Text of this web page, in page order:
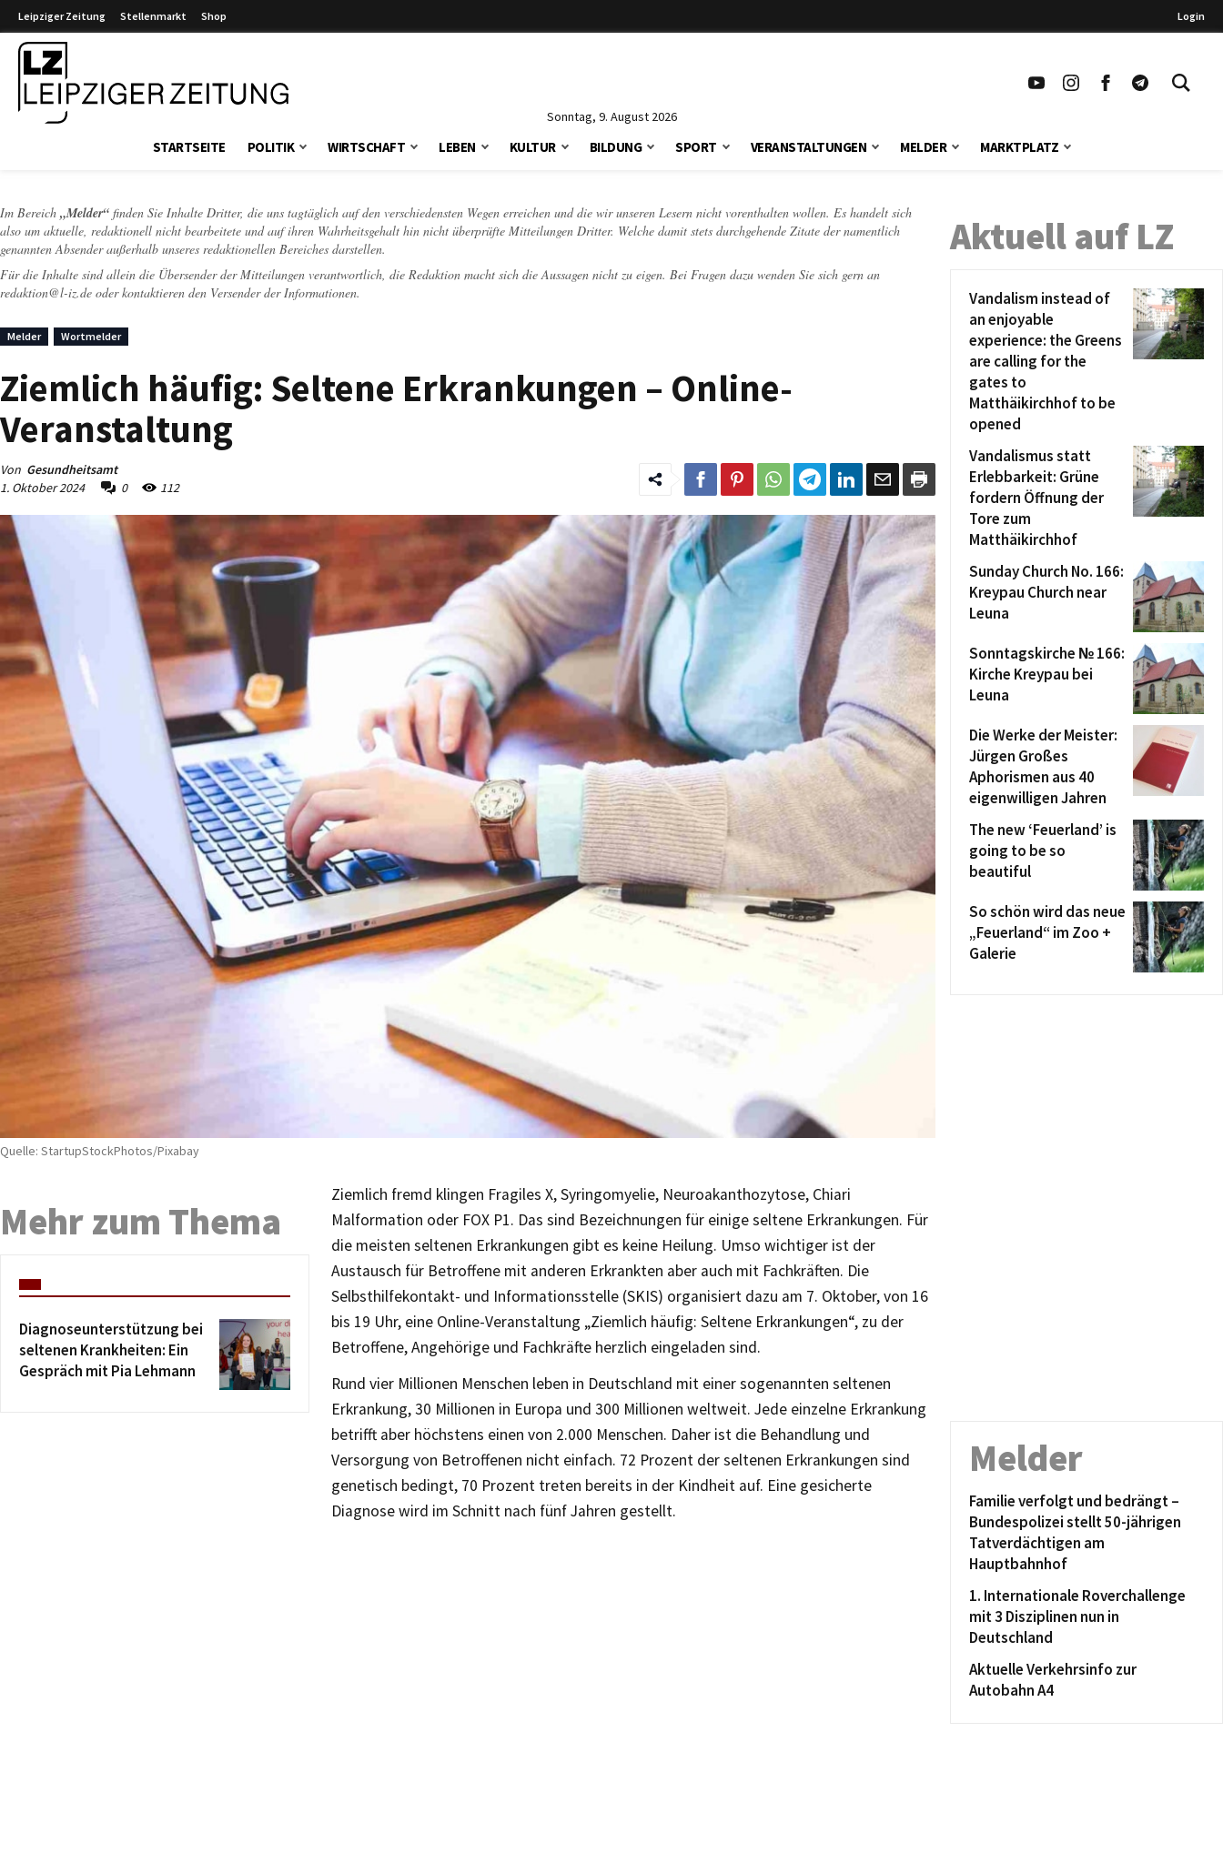
Leipziger Zeitung Stellenmarkt Shop Login
Sonntag, 9. August 2026
STARTSEITE POLITIK WIRTSCHAFT LEBEN KULTUR BILDUNG SPORT VERANSTALTUNGEN MELDER MARKTPLATZ
Im Bereich „Melder“ finden Sie Inhalte Dritter, die uns tagtäglich auf den verschiedensten Wegen erreichen und die wir unseren Lesern nicht vorenthalten wollen. Es handelt sich
also um aktuelle, redaktionell nicht bearbeitete und auf ihren Wahrheitsgehalt hin nicht überprüfte Mitteilungen Dritter. Welche damit stets durchgehende Zitate der namentlich
genannten Absender außerhalb unseres redaktionellen Bereiches darstellen.
Für die Inhalte sind allein die Übersender der Mitteilungen verantwortlich, die Redaktion macht sich die Aussagen nicht zu eigen. Bei Fragen dazu wenden Sie sich gern an
redaktion@l-iz.de oder kontaktieren den Versender der Informationen.
Melder Wortmelder
Ziemlich häufig: Seltene Erkrankungen – Online-
Veranstaltung
Von Gesundheitsamt
1. Oktober 2024
0 112
Quelle: StartupStockPhotos/Pixabay
Ziemlich fremd klingen Fragiles X, Syringomyelie, Neuroakanthozytose, Chiari
Malformation oder FOX P1. Das sind Bezeichnungen für einige seltene Erkrankungen. Für
die meisten seltenen Erkrankungen gibt es keine Heilung. Umso wichtiger ist der
Austausch für Betroffene mit anderen Erkrankten aber auch mit Fachkräften. Die
Selbsthilfekontakt- und Informationsstelle (SKIS) organisiert dazu am 7. Oktober, von 16
bis 19 Uhr, eine Online-Veranstaltung „Ziemlich häufig: Seltene Erkrankungen“, zu der
Betroffene, Angehörige und Fachkräfte herzlich eingeladen sind.
Rund vier Millionen Menschen leben in Deutschland mit einer sogenannten seltenen
Erkrankung, 30 Millionen in Europa und 300 Millionen weltweit. Jede einzelne Erkrankung
betrifft aber höchstens einen von 2.000 Menschen. Daher ist die Behandlung und
Versorgung von Betroffenen nicht einfach. 72 Prozent der seltenen Erkrankungen sind
genetisch bedingt, 70 Prozent treten bereits in der Kindheit auf. Eine gesicherte
Diagnose wird im Schnitt nach fünf Jahren gestellt.
Mehr zum Thema
Diagnoseunterstützung bei
seltenen Krankheiten: Ein
Gespräch mit Pia Lehmann
Aktuell auf LZ
Vandalism instead of
an enjoyable
experience: the Greens
are calling for the
gates to
Matthäikirchhof to be
opened
Vandalismus statt
Erlebbarkeit: Grüne
fordern Öffnung der
Tore zum
Matthäikirchhof
Sunday Church No. 166:
Kreypau Church near
Leuna
Sonntagskirche № 166:
Kirche Kreypau bei
Leuna
Die Werke der Meister:
Jürgen Großes
Aphorismen aus 40
eigenwilligen Jahren
The new ‘Feuerland’ is
going to be so
beautiful
So schön wird das neue
„Feuerland“ im Zoo +
Galerie
Melder
Familie verfolgt und bedrängt –
Bundespolizei stellt 50-jährigen
Tatverdächtigen am
Hauptbahnhof
1. Internationale Roverchallenge
mit 3 Disziplinen nun in
Deutschland
Aktuelle Verkehrsinfo zur
Autobahn A4